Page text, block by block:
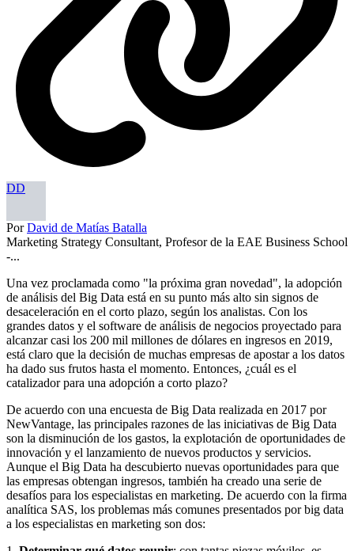
DD
PorDavid de Matías Batalla
Marketing Strategy Consultant, Profesor de la EAE Business School
-...
Una vez proclamada como "la próxima gran novedad", la adopción
de análisis del Big Data está en su punto más alto sin signos de
desaceleración en el corto plazo, según los analistas. Con los
grandes datos y el software de análisis de negocios proyectado para
alcanzar casi los 200 mil millones de dólares en ingresos en 2019,
está claro que la decisión de muchas empresas de apostar a los datos
ha dado sus frutos hasta el momento. Entonces, ¿cuál es el
catalizador para una adopción a corto plazo?
De acuerdo con una encuesta de Big Data realizada en 2017 por
NewVantage, las principales razones de las iniciativas de Big Data
son la disminución de los gastos, la explotación de oportunidades de
innovación y el lanzamiento de nuevos productos y servicios.
Aunque el Big Data ha descubierto nuevas oportunidades para que
las empresas obtengan ingresos, también ha creado una serie de
desafíos para los especialistas en marketing. De acuerdo con la firma
analítica SAS, los problemas más comunes presentados por big data
a los especialistas en marketing son dos: